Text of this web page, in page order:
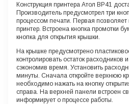
Конструкция принтера Атол BP41
Производитель предусмотрел три
процессом печати. Первая
принтер. Встроена кнопка промотки
кнопка для открытия крышки.
На крышке предусмотрено
контролировать остаток расходников
сэкономив время. Установить
минуты. Сначала откройте верхнюю
необходимо нажать на кнопку
справа. На верхней панели встроен
информирует о процессе работы.